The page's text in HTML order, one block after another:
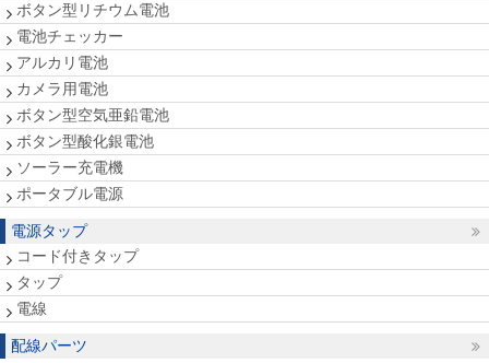
ボタン型リチウム電池
電池チェッカー
アルカリ電池
カメラ用電池
ボタン型空気亜鉛電池
ボタン型酸化銀電池
ソーラー充電機
ポータブル電源
電源タップ
コード付きタップ
タップ
電線
配線パーツ